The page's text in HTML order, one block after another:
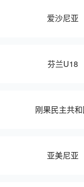
爱沙尼亚
芬兰U18
刚果民主共
亚美尼亚